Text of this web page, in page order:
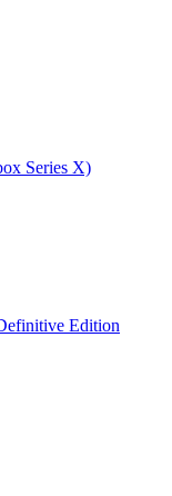
Series X)
Edition